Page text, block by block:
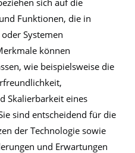
Funktionen, die in
Systemen
können
wie beispielsweise die
Skalierbarkeit eines
sind entscheidend für die
der Technologie sowie
und Erwartungen